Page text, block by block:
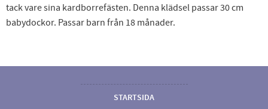
tack vare sina kardborrefästen. Denna klädsel passar 30 cm
babydockor. Passar barn från 18 månader.
STARTSIDA